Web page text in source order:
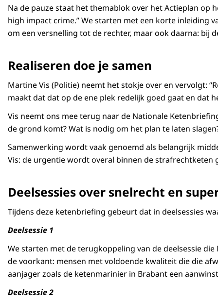
Na de pauze staat het themablok over het Actieplan
high impact crime.” We starten met een korte inleiding
om een versnelling tot de rechter, maar ook daarna: bij
Realiseren doe je samen
Martine Vis (Politie) neemt het stokje over en vervolgt:
maakt dat dat op de ene plek redelijk goed gaat en dat
Vis neemt ons mee terug naar de Nationale
de grond komt? Wat is nodig om het plan te laten
Samenwerking wordt vaak genoemd als belangrijk
Vis: de urgentie wordt overal binnen de strafrechtketen
Deelsessies over snelrecht en
Tijdens deze ketenbriefing gebeurt dat in deelsessies
Deelsessie 1
We starten met de terugkoppeling van de deelsessie
de voorkant: mensen met voldoende kwaliteit die die
aanjager zoals de ketenmarinier in Brabant een
Deelsessie 2